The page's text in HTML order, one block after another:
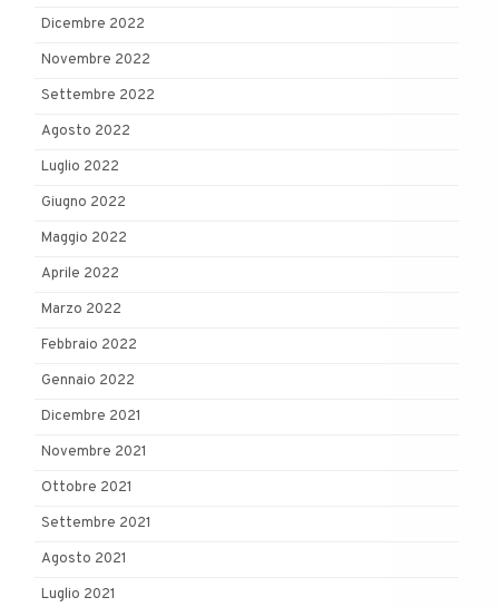
Dicembre 2022
Novembre 2022
Settembre 2022
Agosto 2022
Luglio 2022
Giugno 2022
Maggio 2022
Aprile 2022
Marzo 2022
Febbraio 2022
Gennaio 2022
Dicembre 2021
Novembre 2021
Ottobre 2021
Settembre 2021
Agosto 2021
Luglio 2021